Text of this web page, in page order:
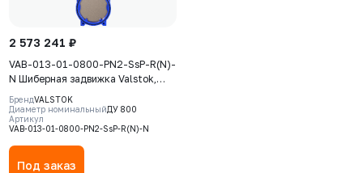
2 573 241 ₽
VAB-013-01-0800-PN2-SsP-R(N)-
N Шиберная задвижка Valstok,
серия VAB, DN0800, PN2,
редуктор, невыдвижной шток,
корпус GJS-400 (GGG40), нож
AISI304, седловое уплотнение
NBR
БрендVALSTOK
Диаметр номинальныйДУ 800
Артикул
VAB-013-01-0800-PN2-SsP-R(N)-N
Под заказ